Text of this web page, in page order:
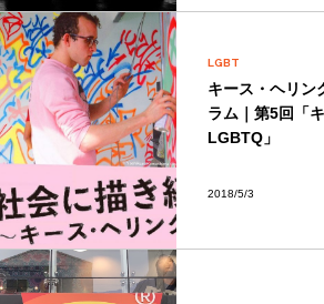
LGBT
キース・ヘリン
ラム｜第5回「
LGBTQ」
2018/5/3